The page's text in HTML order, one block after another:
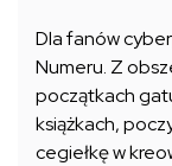
Dla fanów
Numeru. Z
początkach
książkach,
cegiełkę w